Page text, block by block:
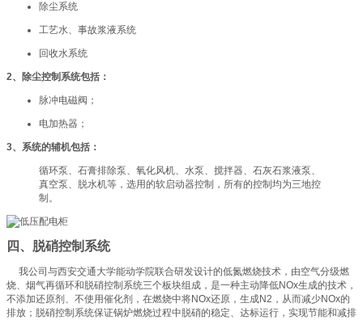
除尘系统
工艺水、事故浆液系统
回收水系统
2、除尘控制系统包括：
脉冲电磁阀；
电加热器；
3、系统的辅机包括：
循环泵、石膏排除泵、氧化风机、水泵、搅拌器、石灰石浆液泵、
真空泵、脱水机等，选用的软启动器控制，所有的控制均为三地控
制。
四、脱硝控制系统
我公司与西安交通大学能动学院联合研发设计的低氮燃烧技术，由空气分级燃
烧、烟气再循环和脱硝控制系统三个板块组成，是一种主动降低NOx生成的技术，
不添加还原剂、不使用催化剂，在燃烧中将NOx还原，生成N2，从而减少NOx的
排放；脱硝控制系统保证锅炉燃烧过程中脱硝的稳定、达标运行，实现节能和减排